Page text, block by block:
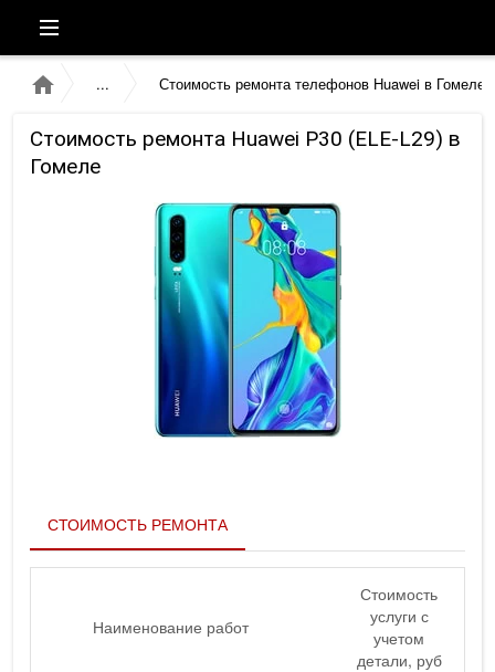
Стоимость ремонта телефонов Huawei в Гомеле
Стоимость ремонта Huawei P30 (ELE-L29) в
Гомеле
СТОИМОСТЬ РЕМОНТА
Наименование работ
Стоимость
услуги с
учетом
детали, руб